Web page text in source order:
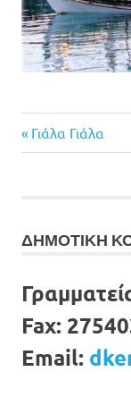
Πλοήγηση
Previous
Post:
Γιάλα Γιάλα
ΔΗΜΟΤΙΚΗ
Fax:
Email: